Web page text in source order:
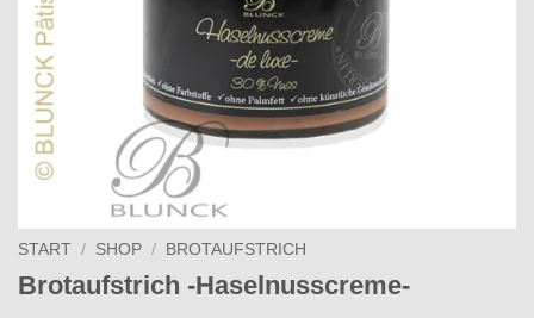
START / SHOP / BROTAUFSTRICH
Brotaufstrich -Haselnusscreme-